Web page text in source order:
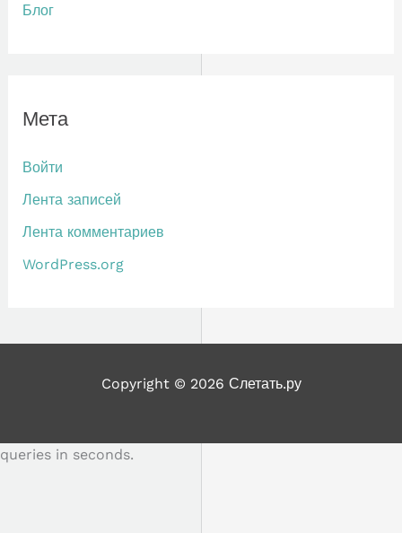
Блог
Мета
Войти
Лента записей
Лента комментариев
WordPress.org
Copyright © 2026 Слетать.ру
queries in seconds.